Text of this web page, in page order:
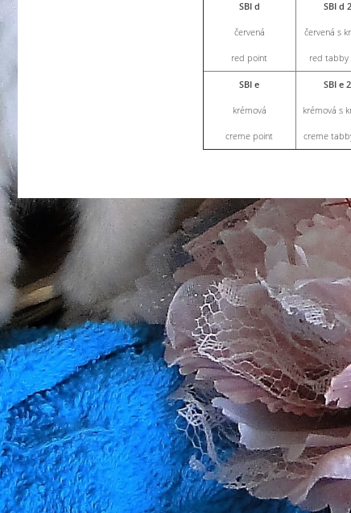
SBI d
červená
red point
SBI d
červená s
red tabby
SBI e
krémová
creme point
SBI e
krémová s
creme